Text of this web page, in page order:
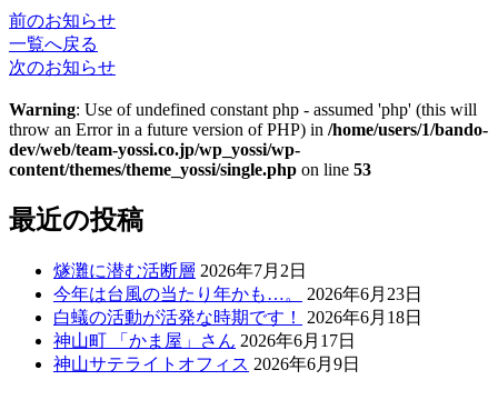
前のお知らせ
一覧へ戻る
次のお知らせ
Warning: Use of undefined constant php - assumed 'php' (this will
throw an Error in a future version of PHP) in /home/users/1/bando-
dev/web/team-yossi.co.jp/wp_yossi/wp-
content/themes/theme_yossi/single.php on line 53
最近の投稿
燧灘に潜む活断層 2026年7月2日
今年は台風の当たり年かも…。
2026年6月23日
白蟻の活動が活発な時期です！
2026年6月18日
神山町 「かま屋」さん 2026年6月17日
神山サテライトオフィス 2026年6月9日